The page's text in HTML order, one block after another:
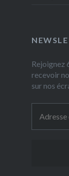
Rejoignez
recevoir
sur nos